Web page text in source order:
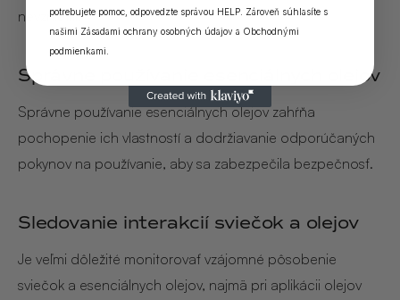
nevznietili.
Správne používanie esenciálnych olejov
Správne používanie esenciálnych olejov zahŕňa
pochopenie ich vlastností a dodržiavanie odporúčaných
pokynov na používanie, aby sa zabezpečila bezpečnosť.
Sledovanie interakcií sviečok a olejov
Je veľmi dôležité monitorovať vzájomné pôsobenie
sviečok a esenciálnych olejov, najmä pri aplikácii olejov
potrebujete pomoc, odpovedzte správou HELP. Zároveň súhlasíte s
našimi Zásadami ochrany osobných údajov a Obchodnými
podmienkami